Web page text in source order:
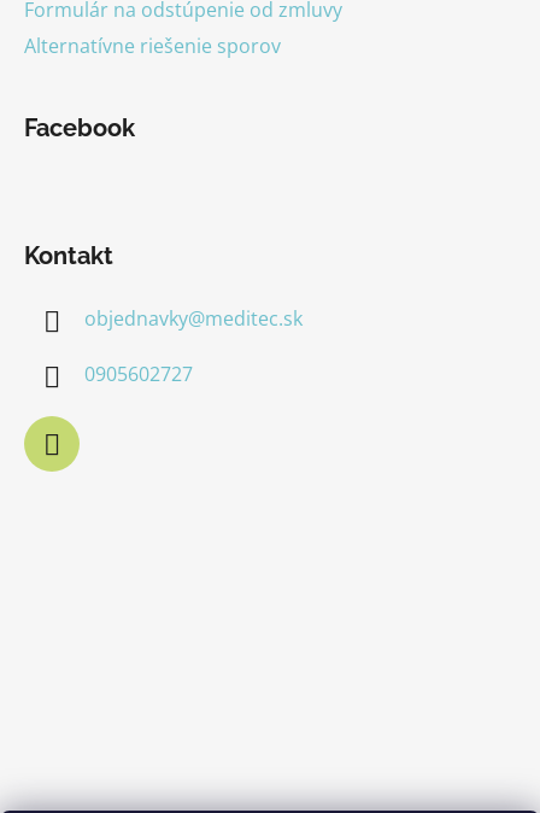
Formulár na odstúpenie od zmluvy
Alternatívne riešenie sporov
Facebook
Kontakt
objednavky@meditec.sk
0905602727